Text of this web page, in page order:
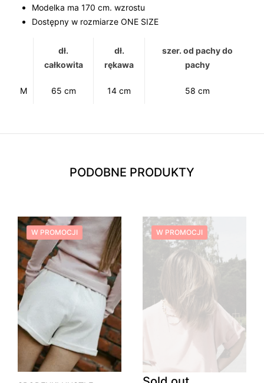
Modelka ma 170 cm. wzrostu
Dostępny w rozmiarze ONE SIZE
dł.
całkowita
dł.
rękawa
szer. od pachy do
pachy
M 65 cm 14 cm 58 cm
PODOBNE PRODUKTY
W PROMOCJI W PROMOCJI